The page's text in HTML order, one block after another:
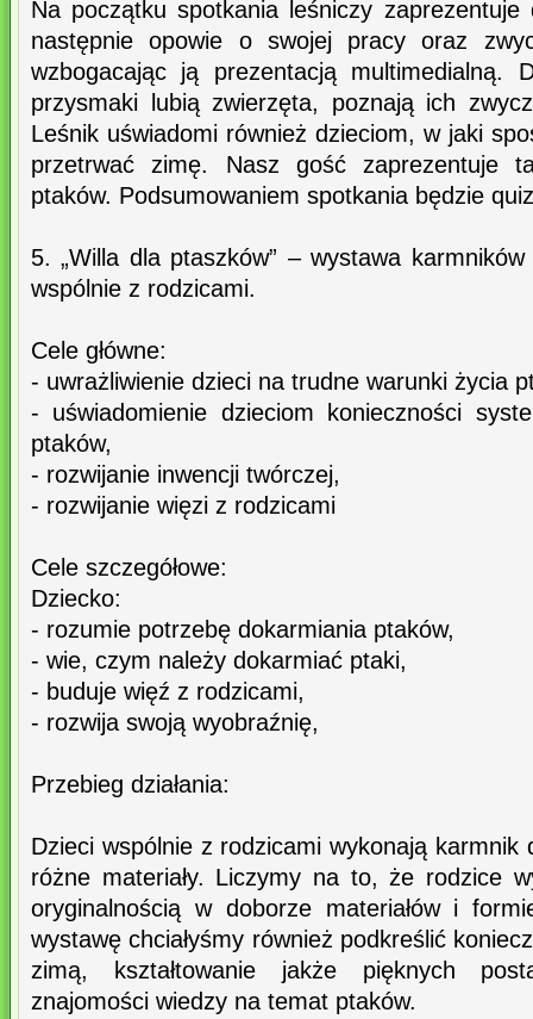
Na początku spotkania leśniczy
następnie opowie o swojej pracy oraz
wzbogacając ją prezentacją multimedialną.
przysmaki lubią zwierzęta, poznają ich
Leśnik uświadomi również dzieciom, w jaki
przetrwać zimę. Nasz gość zaprezentuje
ptaków. Podsumowaniem spotkania będzie
5. „Willa dla ptaszków” – wystawa
wspólnie z rodzicami.
Cele główne:
- uwrażliwienie dzieci na trudne warunki życia
- uświadomienie dzieciom konieczności
ptaków,
- rozwijanie inwencji twórczej,
- rozwijanie więzi z rodzicami
Cele szczegółowe:
Dziecko:
- rozumie potrzebę dokarmiania ptaków,
- wie, czym należy dokarmiać ptaki,
- buduje więź z rodzicami,
- rozwija swoją wyobraźnię,
Przebieg działania:
Dzieci wspólnie z rodzicami wykonają karmnik
różne materiały. Liczymy na to, że rodzice
oryginalnością w doborze materiałów i
wystawę chciałyśmy również podkreślić
zimą, kształtowanie jakże pięknych
znajomości wiedzy na temat ptaków.